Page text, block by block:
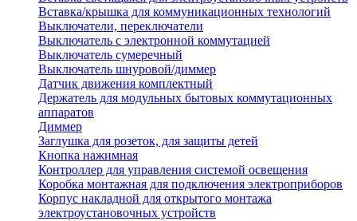
Вставка/крышка для коммуникационных технологий
Выключатели, переключатели
Выключатель с электронной коммутацией
Выключатель сумеречный
Выключатель шнуровой/диммер
Датчик движения комплектный
Держатель для модульных бытовых коммутационных
аппаратов
Диммер
Заглушка для розеток, для защиты детей
Кнопка нажимная
Контроллер для управления системой освещения
Коробка монтажная для подключения электроприборов
Корпус накладной для открытого монтажа
электроустановочных устройств